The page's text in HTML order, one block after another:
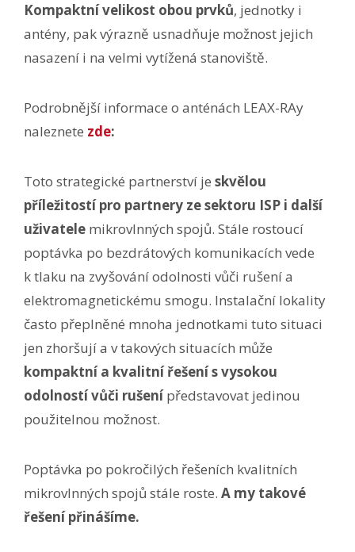
Kompaktní velikost obou prvků, jednotky i
antény, pak výrazně usnadňuje možnost jejich
nasazení i na velmi vytížená stanoviště.
Podrobnější informace o anténách LEAX-RAy
naleznete zde:
Toto strategické partnerství je skvělou
příležitostí pro partnery ze sektoru ISP i další
uživatele mikrovlnných spojů. Stále rostoucí
poptávka po bezdrátových komunikacích vede
k tlaku na zvyšování odolnosti vůči rušení a
elektromagnetickému smogu. Instalační lokality
často přeplněné mnoha jednotkami tuto situaci
jen zhoršují a v takových situacích může
kompaktní a kvalitní řešení s vysokou
odolností vůči rušenípředstavovat jedinou
použitelnou možnost.
Poptávka po pokročilých řešeních kvalitních
mikrovlnných spojů stále roste. A my takové
řešení přinášíme.